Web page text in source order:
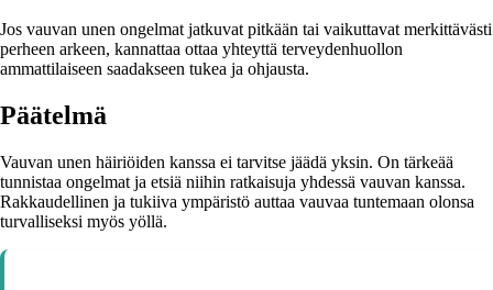
Jos vauvan unen ongelmat jatkuvat pitkään tai vaikuttavat merkittävästi
perheen arkeen, kannattaa ottaa yhteyttä terveydenhuollon
ammattilaiseen saadakseen tukea ja ohjausta.
Päätelmä
Vauvan unen häiriöiden kanssa ei tarvitse jäädä yksin. On tärkeää
tunnistaa ongelmat ja etsiä niihin ratkaisuja yhdessä vauvan kanssa.
Rakkaudellinen ja tukiiva ympäristö auttaa vauvaa tuntemaan olonsa
turvalliseksi myös yöllä.